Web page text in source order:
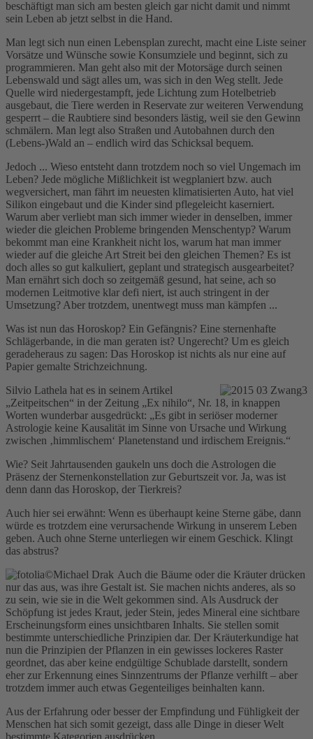
beschäftigt man sich am besten gleich gar nicht damit und nimmt
sein Leben ab jetzt selbst in die Hand.
Man legt sich nun einen Lebensplan zurecht, macht eine Liste seiner
Vorsätze und Wünsche sowie Konsumziele und beginnt, sich zu
programmieren. Man geht also mit der Motorsäge durch seinen
Lebenswald und sägt alles um, was sich in den Weg stellt. Jede
Quelle wird niedergestampft, jede Lichtung zum Hotelbetrieb
ausgebaut, die Tiere werden in Reservate zur weiteren Verwendung
gesperrt – die Raubtiere sind besonders lästig, weil sie den Gewinn
schmälern. Man legt also Straßen und Autobahnen durch den
(Lebens-)Wald an – endlich wird das Schicksal bequem.
Jedoch ... Wieso entsteht dann trotzdem noch so viel Ungemach im
Leben? Jede mögliche Mißlichkeit ist wegplaniert bzw. auch
wegversichert, man fährt im neuesten klimatisierten Auto, hat viel
Silikon eingebaut und die Kinder sind pflegeleicht kaserniert.
Warum aber verliebt man sich immer wieder in denselben, immer
wieder die gleichen Probleme bringenden Menschentyp? Warum
bekommt man eine Krankheit nicht los, warum hat man immer
wieder auf die gleiche Art Streit bei den gleichen Themen? Es ist
doch alles so gut kalkuliert, geplant und strategisch ausgearbeitet?
Man ernährt sich doch so zeitgemäß gesund, hat seine, ach so
modernen Leitmotive klar defi niert, ist auch stringent in der
Umsetzung? Aber trotzdem, unentwegt muss man kämpfen ...
Was ist nun das Horoskop? Ein Gefängnis? Eine sternenhafte
Schlägerbande, in die man geraten ist? Ungerecht? Um es gleich
geradeheraus zu sagen: Das Horoskop ist nichts als nur eine auf
Papier gemalte Strichzeichnung.
Silvio Lathela hat es in seinem Artikel
„Zeitpeitschen“ in der Zeitung „Ex nihilo“, Nr. 18, in knappen
Worten wunderbar ausgedrückt: „Es gibt in seriöser moderner
Astrologie keine Kausalität im Sinne von Ursache und Wirkung
zwischen ‚himmlischem‘ Planetenstand und irdischem Ereignis.“
Wie? Seit Jahrtausenden gaukeln uns doch die Astrologen die
Präsenz der Sternenkonstellation zur Geburtszeit vor. Ja, was ist
denn dann das Horoskop, der Tierkreis?
Auch hier sei erwähnt: Wenn es überhaupt keine Sterne gäbe, dann
würde es trotzdem eine verursachende Wirkung in unserem Leben
geben. Auch ohne Sterne unterliegen wir einem Geschick. Klingt
das abstrus?
Auch die Bäume oder die Kräuter drücken
nur das aus, was ihre Gestalt ist. Sie machen nichts anderes, als so
zu sein, wie sie in die Welt gekommen sind. Als Ausdruck der
Schöpfung ist jedes Kraut, jeder Stein, jedes Mineral eine sichtbare
Erscheinungsform eines unsichtbaren Inhalts. Sie stellen somit
bestimmte unterschiedliche Prinzipien dar. Der Kräuterkundige hat
nun die Prinzipien der Pflanzen in ein gewisses lockeres Raster
geordnet, das aber keine endgültige Schublade darstellt, sondern
eher zur Erkennung eines Sinnzentrums der Pflanze verhilft – aber
trotzdem immer auch etwas Gegenteiliges beinhalten kann.
Aus der Erfahrung oder besser der Empfindung und Fühligkeit der
Menschen hat sich somit gezeigt, dass alle Dinge in dieser Welt
bestimmte Kategorien ausdrücken.